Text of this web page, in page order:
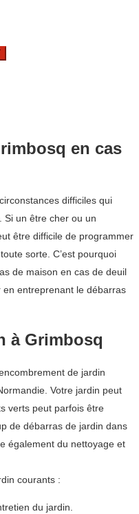
en cas
difficiles qui
Si un être cher ou un
être difficile de programmer
sorte. C’est pourquoi
de maison en cas de deuil
entreprenant le débarras
à Grimbosq
de jardin
Votre jardin peut
verts peut parfois être
de débarras de jardin dans
également du nettoyage et
courants :
du jardin.